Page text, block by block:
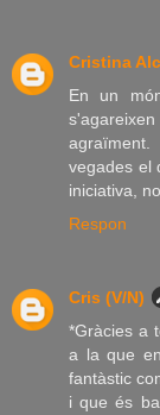
Cristina
En un
vegades el
iniciativa,
Respon
Cris (V/N)
*Gràcies a
a la que
fantàstic
i que és